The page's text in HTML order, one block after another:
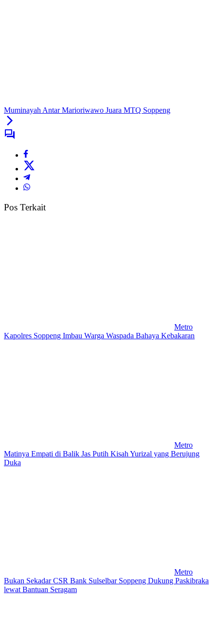
Muminayah Antar Marioriwawo Juara MTQ Soppeng
Pos Terkait
Metro
Kapolres Soppeng Imbau Warga Waspada Bahaya Kebakaran
Metro
Matinya Empati di Balik Jas Putih Kisah Yurizal yang Berujung
Duka
Metro
Bukan Sekadar CSR Bank Sulselbar Soppeng Dukung Paskibraka
lewat Bantuan Seragam